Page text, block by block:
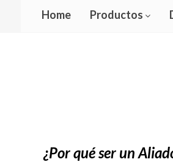
Home Productos
¿Por qué ser un